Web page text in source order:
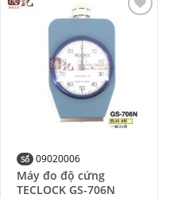
Số 09020006
Máy đo độ cứng
TECLOCK GS-706N